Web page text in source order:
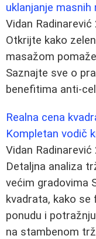
uklanjanje masnih
Vidan Radinarević
Otkrijte kako
masažom
Saznajte sve o
benefitima anti-
Realna cena
Kompletan vodič
Vidan Radinarević
Detaljna analiza
većim gradovima
kvadrata, kako
ponudu i
na stambenom